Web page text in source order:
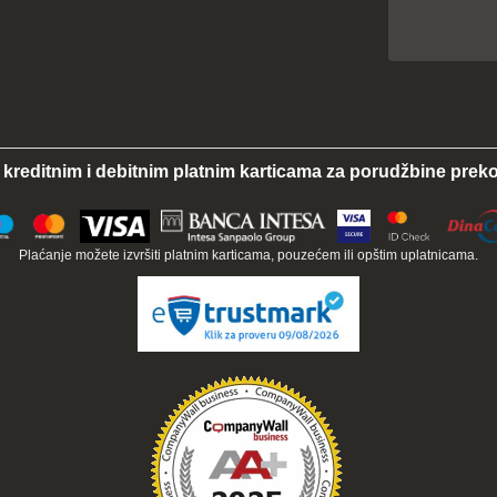
i debitnim platnim karticama za porudžbine
Plaćanje možete izvršiti platnim karticama, pouzećem ili opštim uplatnicama.